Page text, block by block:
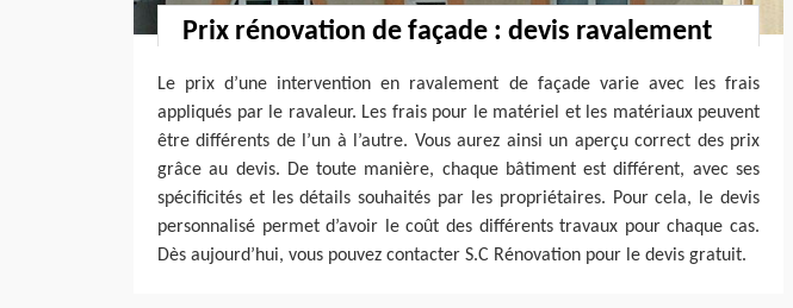
Prix rénovation de façade : devis ravalement
Le prix d’une intervention en ravalement de façade varie avec les frais
appliqués par le ravaleur. Les frais pour le matériel et les matériaux peuvent
être différents de l’un à l’autre. Vous aurez ainsi un aperçu correct des prix
grâce au devis. De toute manière, chaque bâtiment est différent, avec ses
spécificités et les détails souhaités par les propriétaires. Pour cela, le devis
personnalisé permet d’avoir le coût des différents travaux pour chaque cas.
Dès aujourd’hui, vous pouvez contacter S.C Rénovation pour le devis gratuit.